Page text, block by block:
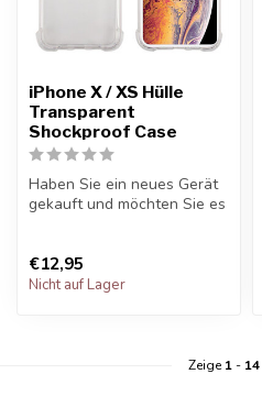
iPhone X / XS Hülle
Transparent
Shockproof Case
Haben Sie ein neues Gerät
gekauft und möchten Sie es
€12,95
Nicht auf Lager
Zeige1- 14